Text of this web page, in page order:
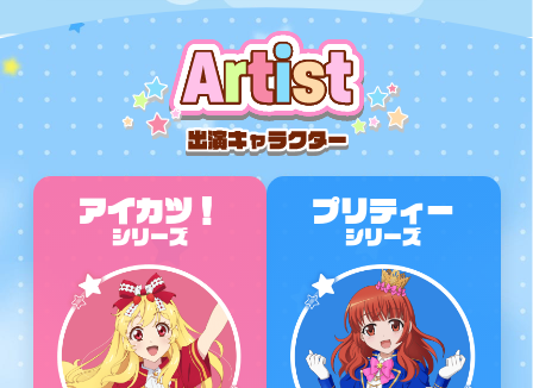
アイカツ！
シリーズ
プリティー
シリーズ